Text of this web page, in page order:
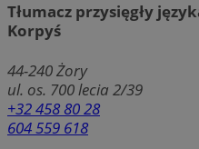
Tłumacz przysięgły
Korpyś
44-240Żory
ul. os. 700 lecia 2/39
+32 458 80 28
604 559 618